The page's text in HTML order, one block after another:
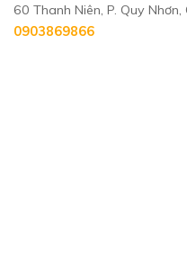
60 Thanh Niên, P. Quy Nhơn,
0903869866